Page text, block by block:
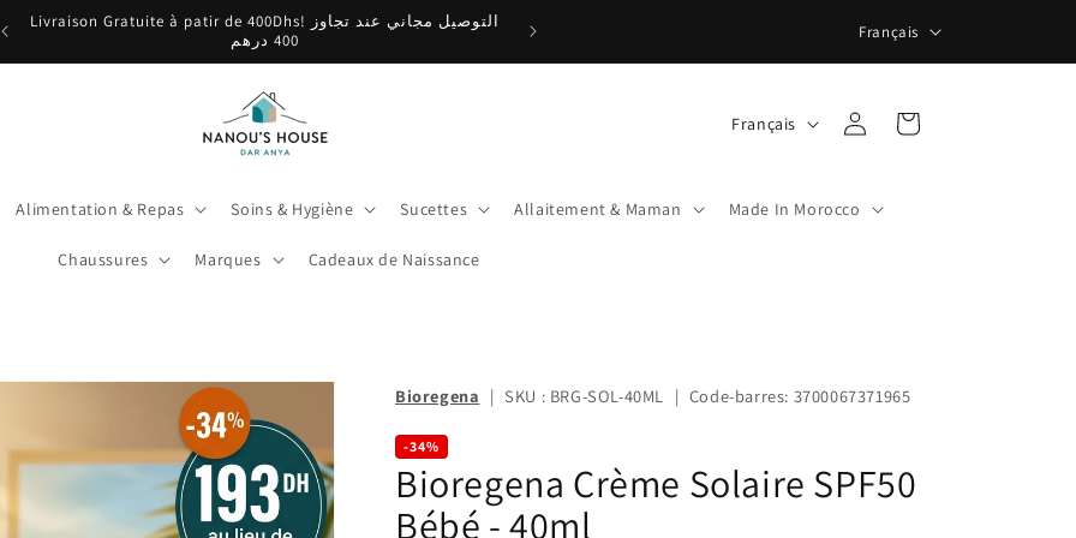
Livraison Gratuite à patir de 400Dhs! التوصيل مجاني عند تجاوز
400 درهم
a
g
e
Français
Alimentation & Repas Soins & Hygiène Sucettes Allaitement & Maman Made In Morocco
Chaussures Marques Cadeaux de Naissance
Français Connexion Panier
Bioregena | SKU : BRG-SOL-40ML | Code-barres: 3700067371965
-34%
Bioregena Crème Solaire SPF50
Bébé - 40ml